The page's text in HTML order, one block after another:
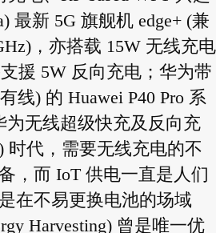
最新 5G 旗舰机 edge+ (兼
，亦搭载 15W 无线充电
援 5W 反向充电；华为带
线) 的 Huawei P40 Pro 系
为无线超级快充及反向充
时代，需要无线充电的不
，而 IoT 供电一直是人们
在不易更换电池的场域
Harvesting) 曾是唯一优